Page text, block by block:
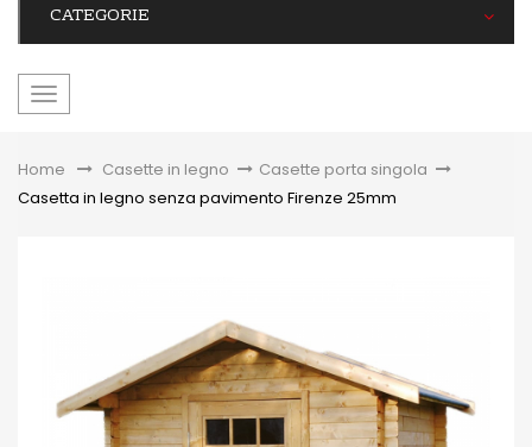
CATEGORIE
navigazione
Home &gt;Casette in legno > Casette porta singola >
Casetta in legno senza pavimento Firenze 25mm